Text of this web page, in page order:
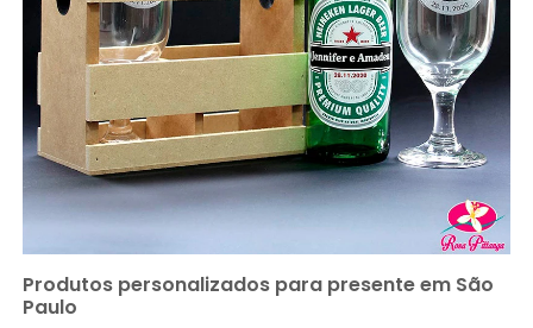
Produtos personalizados para presente em São
Paulo